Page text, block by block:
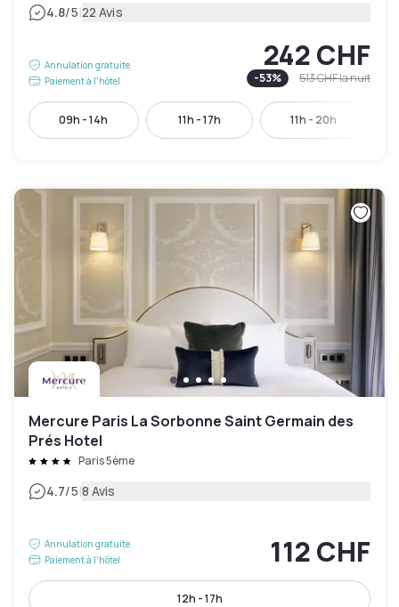
4.8/5|22 Avis
Annulation gratuite
Paiement à l'hôtel
242 CHF
-53% 513 CHFla nuit
09h - 14h 11h - 17h 11h - 20h
Mercure Paris La Sorbonne Saint Germain des
Prés Hotel
Paris 5ème
4.7/5|8 Avis
Annulation gratuite
Paiement à l'hôtel
112 CHF
12h - 17h